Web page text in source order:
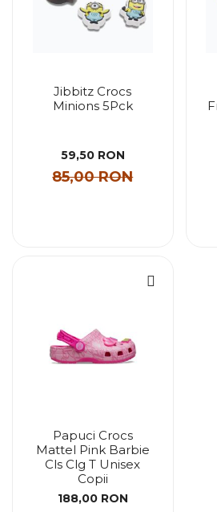
Jibbitz Crocs
Minions 5Pck
59,50 RON
85,00 RON
Papuci Crocs
Mattel Pink Barbie
Cls Clg T Unisex
Copii
188,00 RON